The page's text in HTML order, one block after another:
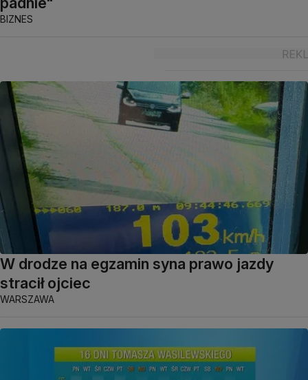
BIZNES
W drodze na egzamin syna prawo jazdy
stracił ojciec
WARSZAWA